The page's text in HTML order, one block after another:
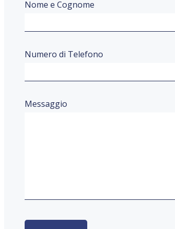
Nome e Cognome
Numero di Telefono
Messaggio